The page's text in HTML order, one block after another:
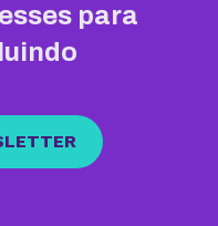
para